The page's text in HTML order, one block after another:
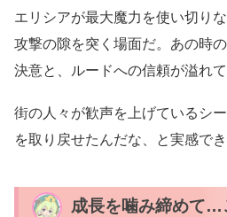
エリシアが最大魔力を使い切り
攻撃の隙を突く場面だ。あの時
決意と、ルードへの信頼が溢れて
街の人々が歓声を上げているシ
を取り戻せたんだな、と実感でき
成長を噛み締めて…